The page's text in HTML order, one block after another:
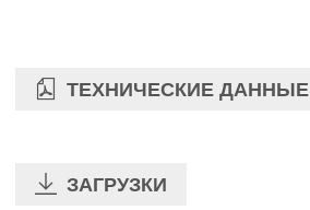
ТЕХНИЧЕСКИЕ ДАННЫЕ
ЗАГРУЗКИ